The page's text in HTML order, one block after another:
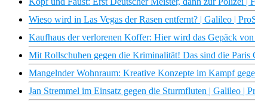
Wieso wird in Las Vegas der Rasen entfernt? | Galileo |
Kaufhaus der verlorenen Koffer: Hier wird das Gepäck
Mit Rollschuhen gegen die Kriminalität! Das sind die Paris
Mangelnder Wohnraum: Kreative Konzepte im Kampf
Jan Stremmel im Einsatz gegen die Sturmfluten | Galileo |